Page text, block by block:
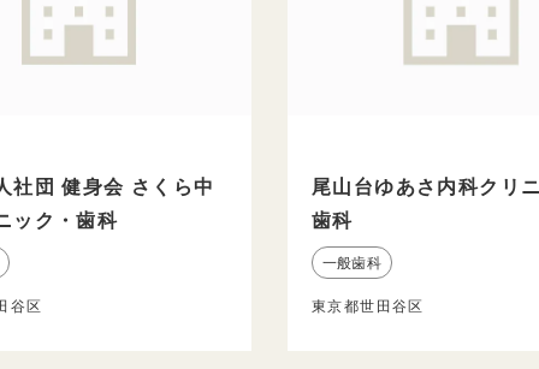
社団 健身会 さくら中
ック・歯科
谷区
尾山台ゆあさ内科クリ
歯科
一般歯科
東京都世田谷区